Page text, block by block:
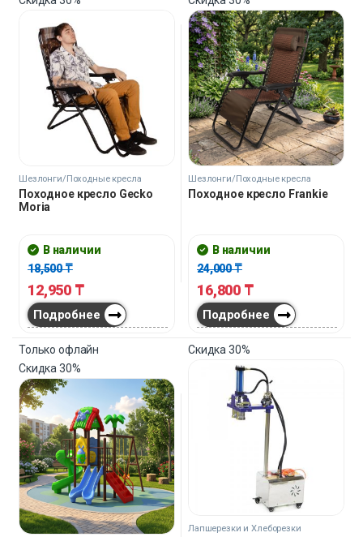
Шезлонги/Походные кресла
Походное кресло Gecko
Moria
В наличии
18,500₸
12,950 ₸
Подробнее
Шезлонги/Походные кресла
Походное кресло Frankie
В наличии
24,000₸
16,800 ₸
Подробнее
Только офлайн
Скидка30%
Скидка30%
Лапшерезки и Хлеборезки